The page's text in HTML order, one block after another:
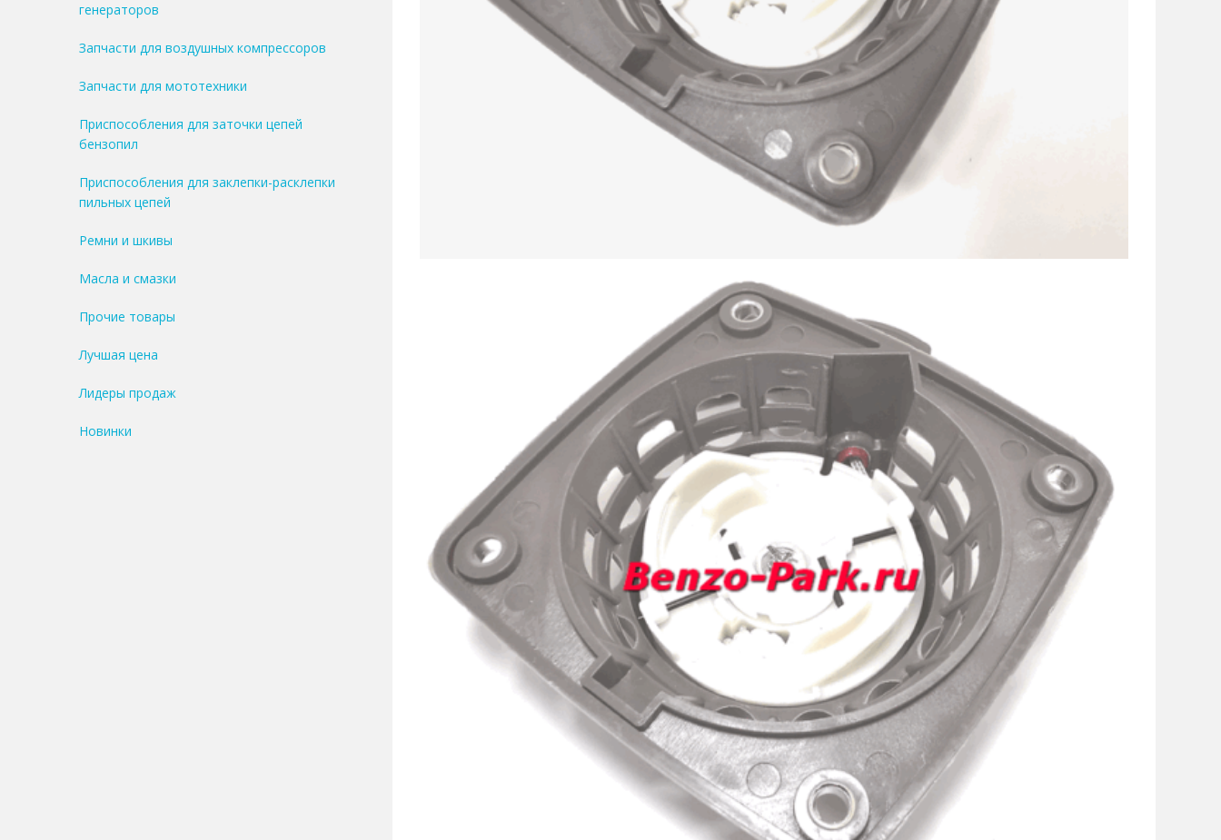
генераторов
Запчасти для воздушных компрессоров
Запчасти для мототехники
Приспособления для заточки цепей
бензопил
Приспособления для заклепки-расклепки
пильных цепей
Ремни и шкивы
Масла и смазки
Прочие товары
Лучшая цена
Лидеры продаж
Новинки